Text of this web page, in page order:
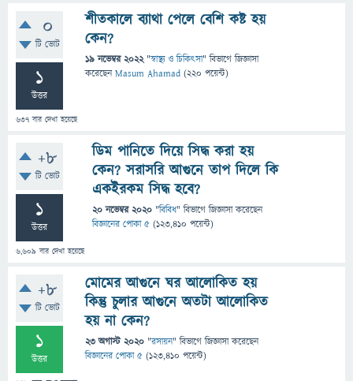
0
টি ভোট
1
উত্তর
637 বার দেখা হয়েছে
শীতকালে ব্যাথা পেলে বেশি কষ্ট হয়
কেন?
19 নভেম্বর 2022 "স্বাস্থ্য ও চিকিৎসা" বিভাগে জিজ্ঞাসা
করেছেনMasum Ahamad (220 পয়েন্ট)
+8
টি ভোট
1
উত্তর
6,609 বার দেখা হয়েছে
ডিম পানিতে দিয়ে সিদ্ধ করা হয়
কেন? সরাসরি আগুনে তাপ দিলে কি
একইরকম সিদ্ধ হবে?
20 নভেম্বর 2020 "বিবিধ" বিভাগে জিজ্ঞাসাকরেছেন
বিজ্ঞানের পোকা ৫ (123,410 পয়েন্ট)
+8
টি ভোট
1
উত্তর
মোমের আগুনে ঘর আলোকিত হয়
কিন্তু চুলার আগুনে অতটা আলোকিত
হয় না কেন?
23 অগাস্ট 2020 "রসায়ন" বিভাগে জিজ্ঞাসাকরেছেন
বিজ্ঞানের পোকা ৫ (123,410 পয়েন্ট)